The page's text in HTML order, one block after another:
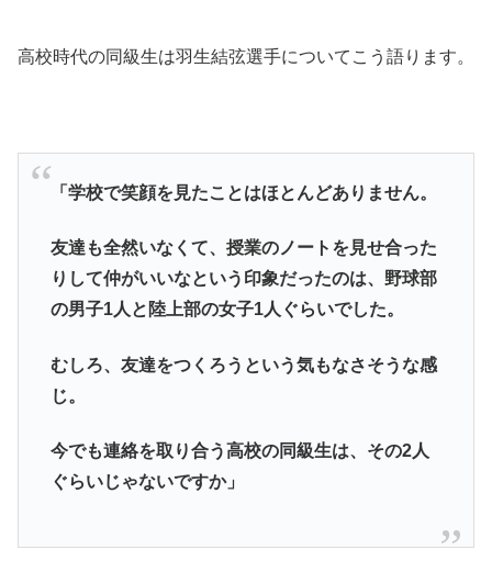
高校時代の同級生は羽生結弦選手についてこう語ります。
「学校で笑顔を見たことはほとんどありません。
友達も全然いなくて、授業のノートを見せ合った
りして仲がいいなという印象だったのは、野球部
の男子1人と陸上部の女子1人ぐらいでした。
むしろ、友達をつくろうという気もなさそうな感
じ。
今でも連絡を取り合う高校の同級生は、その2人
ぐらいじゃないですか」